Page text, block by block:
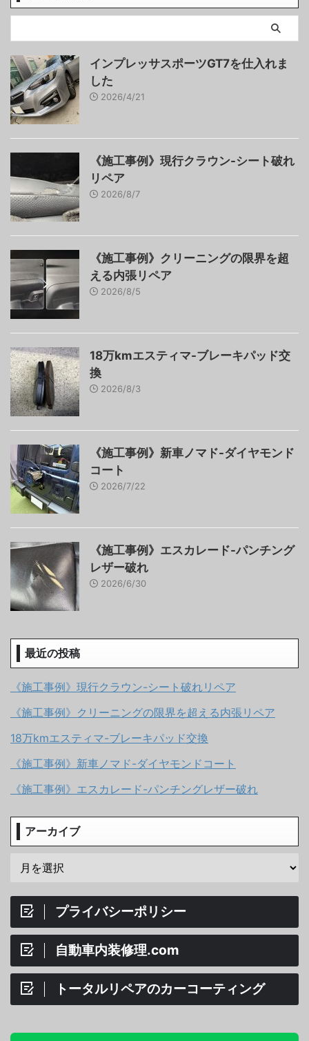
インプレッサスポーツGT7を仕入れま
した
2026/4/21
《施工事例》現行クラウン-シート破れ
リペア
2026/8/7
《施工事例》クリーニングの限界を超
える内張リペア
2026/8/5
18万kmエスティマ-ブレーキパッド交
換
2026/8/3
《施工事例》新車ノマド-ダイヤモンド
コート
2026/7/22
《施工事例》エスカレード-パンチング
レザー破れ
2026/6/30
最近の投稿
《施工事例》現行クラウン-シート破れリペア
《施工事例》クリーニングの限界を超える内張リペア
18万kmエスティマ-ブレーキパッド交換
《施工事例》新車ノマド-ダイヤモンドコート
《施工事例》エスカレード-パンチングレザー破れ
アーカイブ
プライバシーポリシー
自動車内装修理.com
トータルリペアのカーコーティング